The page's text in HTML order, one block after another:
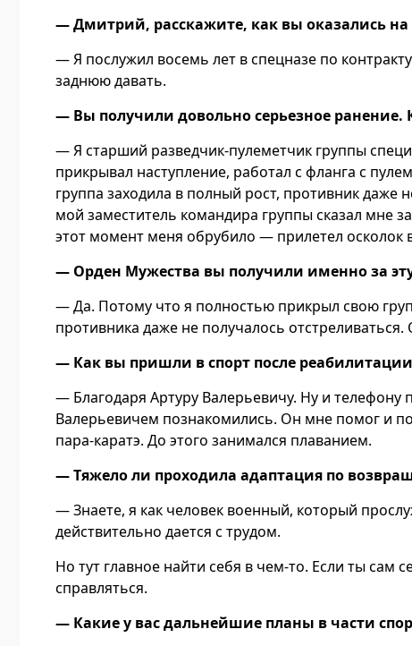
— Дмитрий, расскажите, как вы оказались на
— Я послужил восемь лет в спецназе по
заднюю давать.
— Вы получили довольно серьезное ранение.
— Я старший разведчик-пулеметчик группы
прикрывал наступление, работал с фланга с
группа заходила в полный рост, противник даже
мой заместитель командира группы сказал мне
этот момент меня обрубило — прилетел осколок
— Орден Мужества вы получили именно за
— Да. Потому что я полностью прикрыл свою
противника даже не получалось
— Как вы пришли в спорт после
— Благодаря Артуру Валерьевичу. Ну и телефону
Валерьевичем познакомились. Он мне помог и
пара-каратэ. До этого занимался плаванием.
— Тяжело ли проходила адаптация по
— Знаете, я как человек военный, который
действительно дается с трудом.
Но тут главное найти себя в чем-то. Если ты
справляться.
— Какие у вас дальнейшие планы в части